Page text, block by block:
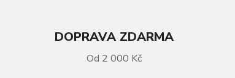
DOPRAVA ZDARMA
Od 2 000 Kč
VÍCE INFORMACÍ